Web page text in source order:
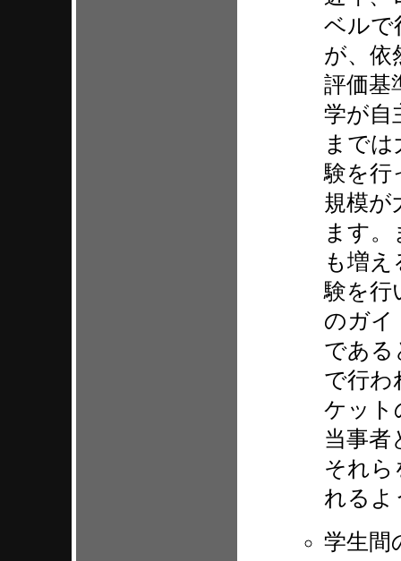
ベルで
が、依
評価基
学が自
まで
験を行
規模が
ます
も増
験を行
のガイ
である
で行わ
ケット
当事者
それら
れるよ
学生間